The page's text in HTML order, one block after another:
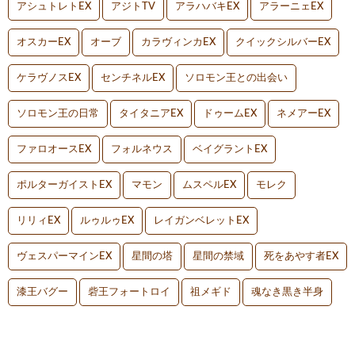
アシュトレトEX アジトTV アラハバキEX アラーニェEX
オスカーEX オーブ カラヴィンカEX クイックシルバーEX
ケラヴノスEX センチネルEX ソロモン王との出会い
ソロモン王の日常 タイタニアEX ドゥームEX ネメアーEX
ファロオースEX フォルネウス ベイグラントEX
ポルターガイストEX マモン ムスペルEX モレク
リリィEX ルゥルゥEX レイガンベレットEX
ヴェスパーマインEX 星間の塔 星間の禁域 死をあやす者EX
漆王バグー 砦王フォートロイ 祖メギド 魂なき黒き半身